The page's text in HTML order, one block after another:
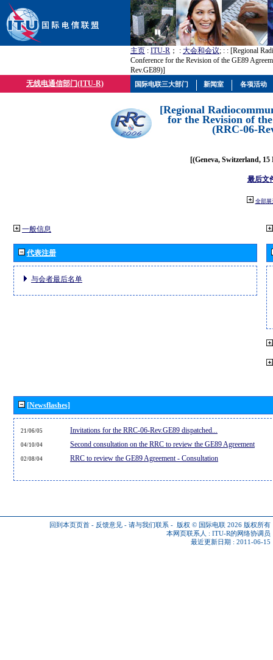
主页 : ITU-R ； : 大会和会议; : : [Regional
Conference for the Revision of the GE89
Rev.GE89)]
无线电通信部门(ITU-R)
[Regional
for the Revision of
(RRC-06-
[(Geneva, Switzerland, 15
最后文
全部展
一般信息
代表注册
与会者最后名单
[Newsflashes]
21/06/05 Invitations for the RRC-06-Rev.GE89 dispatched...
04/10/04 Second consultation on the RRC to review the GE89 Agreement
02/08/04 RRC to review the GE89 Agreement - Consultation
回到本页页首 - 反馈意见 - 请与我们联系 - 版权 © 国际电联 2026 版权所有
本网页联系人 : ITU-R的网络协调员
最近更新日期 : 2011-06-15
国际电联三大部门 新闻室 各项活动